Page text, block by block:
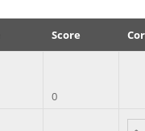
Score
0